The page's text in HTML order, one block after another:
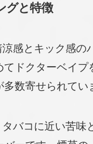
グと特徴
感とキック感の
てドクターベイ
数寄せられてい
タバコに近い苦味